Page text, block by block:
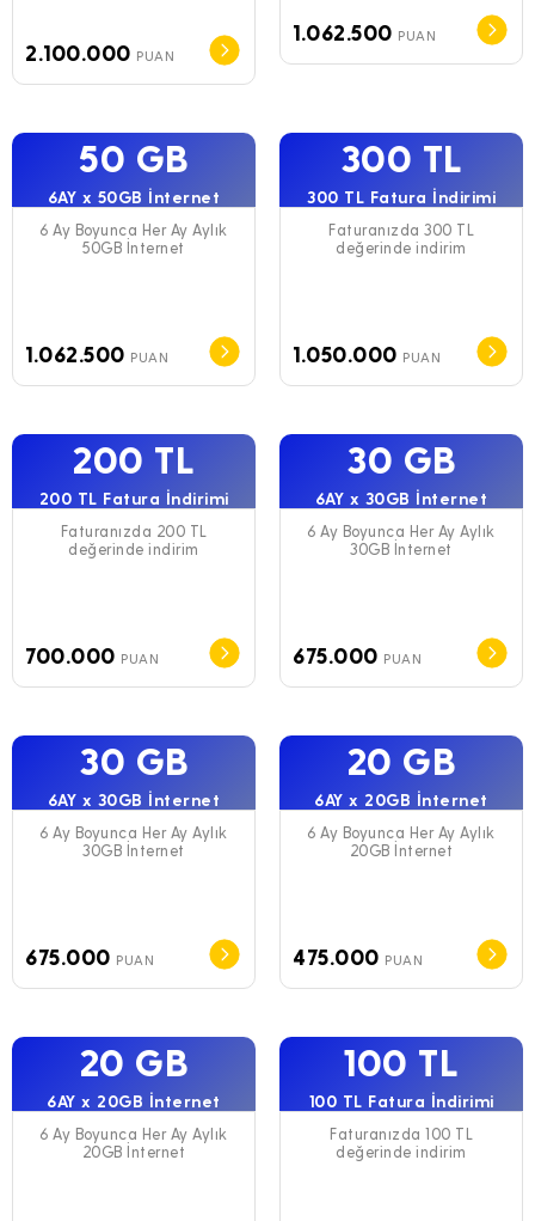
2.100.000 PUAN
1.062.500 PUAN
50 GB
6AY x 50GB İnternet
6 Ay Boyunca Her Ay Aylık
50GB İnternet
1.062.500 PUAN
300 TL
300 TL Fatura İndirimi
Faturanızda 300 TL
değerinde indirim
1.050.000 PUAN
200 TL
200 TL Fatura İndirimi
Faturanızda 200 TL
değerinde indirim
700.000 PUAN
30 GB
6AY x 30GB İnternet
6 Ay Boyunca Her Ay Aylık
30GB İnternet
675.000 PUAN
30 GB
6AY x 30GB İnternet
6 Ay Boyunca Her Ay Aylık
30GB İnternet
675.000 PUAN
20 GB
6AY x 20GB İnternet
6 Ay Boyunca Her Ay Aylık
20GB İnternet
475.000 PUAN
20 GB
6AY x 20GB İnternet
6 Ay Boyunca Her Ay Aylık
20GB İnternet
100 TL
100 TL Fatura İndirimi
Faturanızda 100 TL
değerinde indirim